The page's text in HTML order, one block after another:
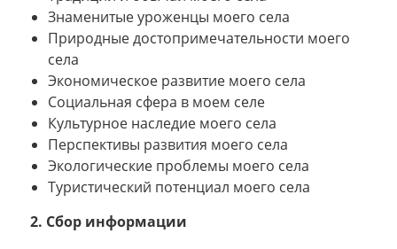
Знаменитые уроженцы моего села
Природные достопримечательности моего
села
Экономическое развитие моего села
Социальная сфера в моем селе
Культурное наследие моего села
Перспективы развития моего села
Экологические проблемы моего села
Туристический потенциал моего села
2. Сбор информации